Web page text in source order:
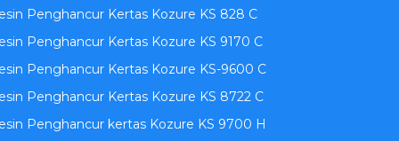
Penghancur Kertas Kozure KS 828 C
Penghancur Kertas Kozure KS 9170 C
Penghancur Kertas Kozure KS-9600 C
Penghancur Kertas Kozure KS 8722 C
Penghancur kertas Kozure KS 9700 H